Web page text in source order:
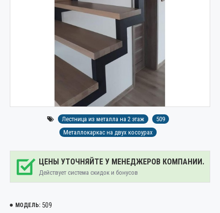
Лестница из металла на 2 этаж
509
Металлокаркас на двух косоурах
ЦЕНЫ УТОЧНЯЙТЕ У МЕНЕДЖЕРОВ КОМПАНИИ.
Действует система скидок и бонусов
МОДЕЛЬ: 509